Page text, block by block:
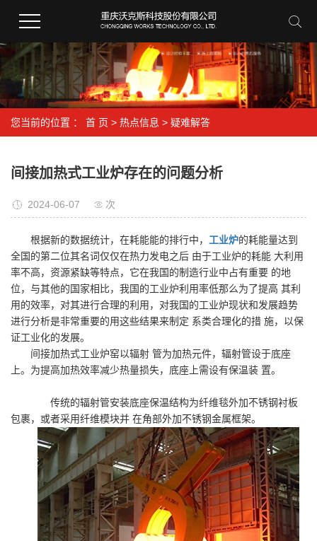
您当前的位置 ： 首 页 > 热点信息 > 疑难解答
间接加热式工业炉存在的问题分析
2024-06-07 次
根据新的数据统计，在耗能能的排行中， 工业炉的耗能量达到
全国的第二位其名词仅仅在热力发电之后 由于工业炉的耗能 大利用
率不高，资源紧缺等特点，它在我国的制造行业中占有重要 的地
位，与其他的国家相比，我国的工业炉利用率低那么为了提高 其利
用的效率，对其进行合理的利用，对我国的工业炉现状和发展趋势
进行分析是非常重要的用这些结果来制定 系类合理化的措 施，以保
证工业化的发展。
间接加热式工业炉窑以辐射 管为加热元件，辐射管设于底座
上。为提高加热效率减少热量损失，底座上需设有保温装 置。
传统的辐射管安装底座保温结构为纤维毯外加不锈钢衬板
包裹，或者采用纤维模块并 在角部外加不锈钢金属框架。